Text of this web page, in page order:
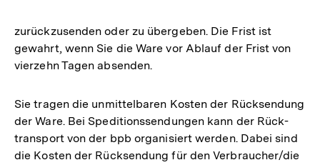
zurückzusenden oder zu übergeben. Die Frist ist
gewahrt, wenn Sie die Ware vor Ablauf der Frist von
vierzehn Tagen absenden.
Sie tragen die unmittelbaren Kosten der Rücksendung
der Ware. Bei Speditionssendungen kann der Rück­
transport von der bpb organisiert werden. Dabei sind
die Kosten der Rücksendung für den Verbraucher/die